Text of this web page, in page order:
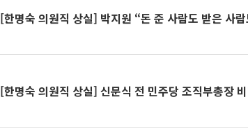
[한명숙 의원직 상실] 박지원 “돈 준 사람도 받은 사
[한명숙 의원직 상실] 신문식 전 민주당 조직부총장